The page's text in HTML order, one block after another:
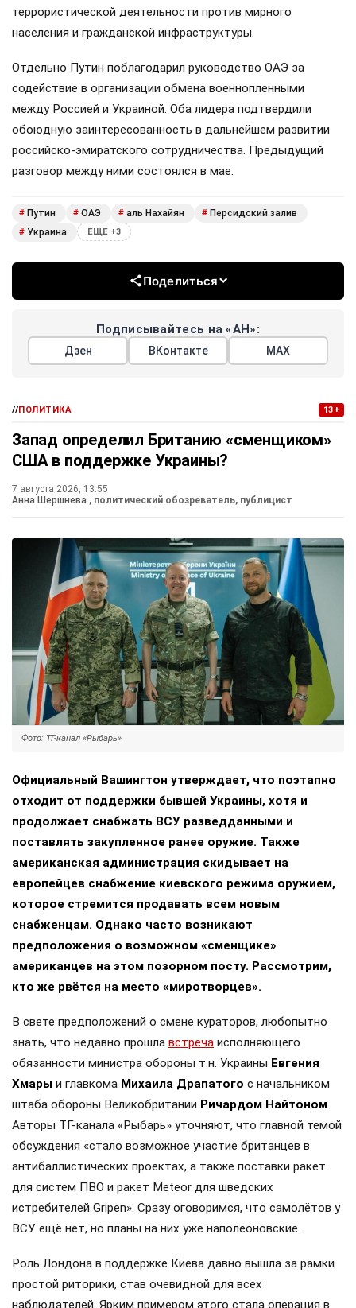
террористической деятельности против мирного
населения и гражданской инфраструктуры.
Отдельно Путин поблагодарил руководство ОАЭ за
содействие в организации обмена военнопленными
между Россией и Украиной. Оба лидера подтвердили
обоюдную заинтересованность в дальнейшем развитии
российско-эмиратского сотрудничества. Предыдущий
разговор между ними состоялся в мае.
# Путин # ОАЭ # аль Нахайян # Персидский залив
# Украина ЕЩЕ +3
Поделиться
Подписывайтесь на «АН»:
Дзен ВКонтакте МАХ
//ПОЛИТИКА 13+
Запад определил Британию «сменщиком»
США в поддержке Украины?
7 августа 2026, 13:55
Анна Шершнева , политический обозреватель, публицист
Фото: ТГ-канал «Рыбарь»
Официальный Вашингтон утверждает, что поэтапно
отходит от поддержки бывшей Украины, хотя и
продолжает снабжать ВСУ разведданными и
поставлять закупленное ранее оружие. Также
американская администрация скидывает на
европейцев снабжение киевского режима оружием,
которое стремится продавать всем новым
снабженцам. Однако часто возникают
предположения о возможном «сменщике»
американцев на этом позорном посту. Рассмотрим,
кто же рвётся на место «миротворцев».
В свете предположений о смене кураторов, любопытно
знать, что недавно прошла встреча исполняющего
обязанности министра обороны т.н. Украины Евгения
Хмары и главкома Михаила Драпатого с начальником
штаба обороны Великобритании Ричардом Найтоном.
Авторы ТГ-канала «Рыбарь» уточняют, что главной темой
обсуждения «стало возможное участие британцев в
антибаллистических проектах, а также поставки ракет
для систем ПВО и ракет Meteor для шведских
истребителей Gripen». Сразу оговоримся, что самолётов у
ВСУ ещё нет, но планы на них уже наполеоновские.
Роль Лондона в поддержке Киева давно вышла за рамки
простой риторики, став очевидной для всех